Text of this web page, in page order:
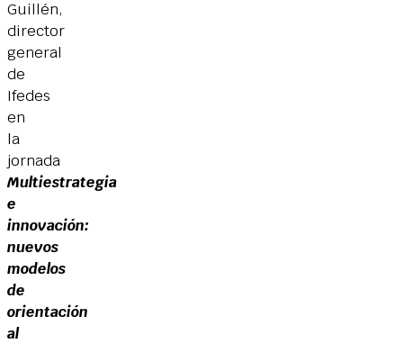
Guillén,
director
general
de
Ifedes
en
la
jornada
Multiestrategia
e
innovación:
nuevos
modelos
de
orientación
al